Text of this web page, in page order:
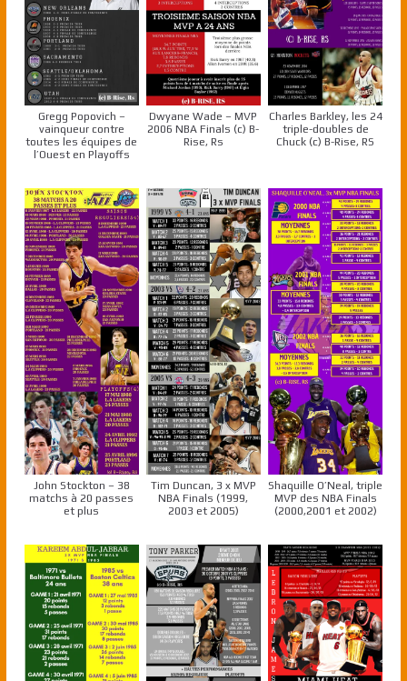
Gregg Popovich –
vainqueur contre
toutes les équipes de
l’Ouest en Playoffs
Dwyane Wade – MVP
2006 NBA Finals (c) B-
Rise, Rs
Charles Barkley, les 24
triple-doubles de
Chuck (c) B-Rise, RS
John Stockton – 38
matchs à 20 passes
et plus
Tim Duncan, 3 x MVP
NBA Finals (1999,
2003 et 2005)
Shaquille O’Neal, triple
MVP des NBA Finals
(2000,2001 et 2002)